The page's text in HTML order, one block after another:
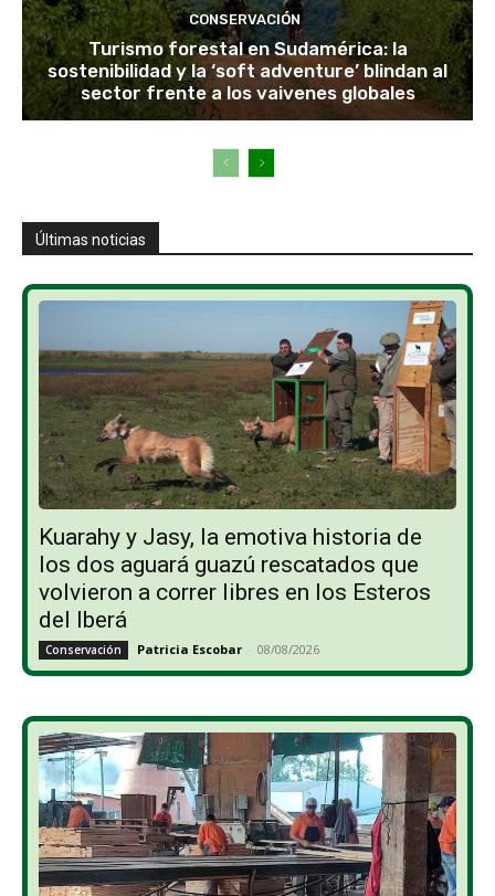
CONSERVACIÓN
Turismo forestal en Sudamérica: la
sostenibilidad y la ‘soft adventure’ blindan al
sector frente a los vaivenes globales
Últimas noticias
Kuarahy y Jasy, la emotiva historia de
los dos aguará guazú rescatados que
volvieron a correr libres en los Esteros
del Iberá
Conservación Patricia Escobar - 08/08/2026